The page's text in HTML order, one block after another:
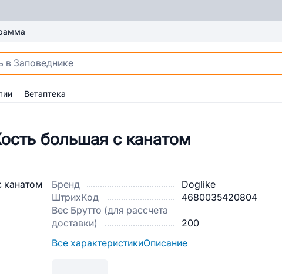
Ветаптека
большая с канатом
Бренд
Doglike
ШтрихКод
4680035420804
Вес Брутто (для рассчета
доставки)
200
Все характеристикиОписание